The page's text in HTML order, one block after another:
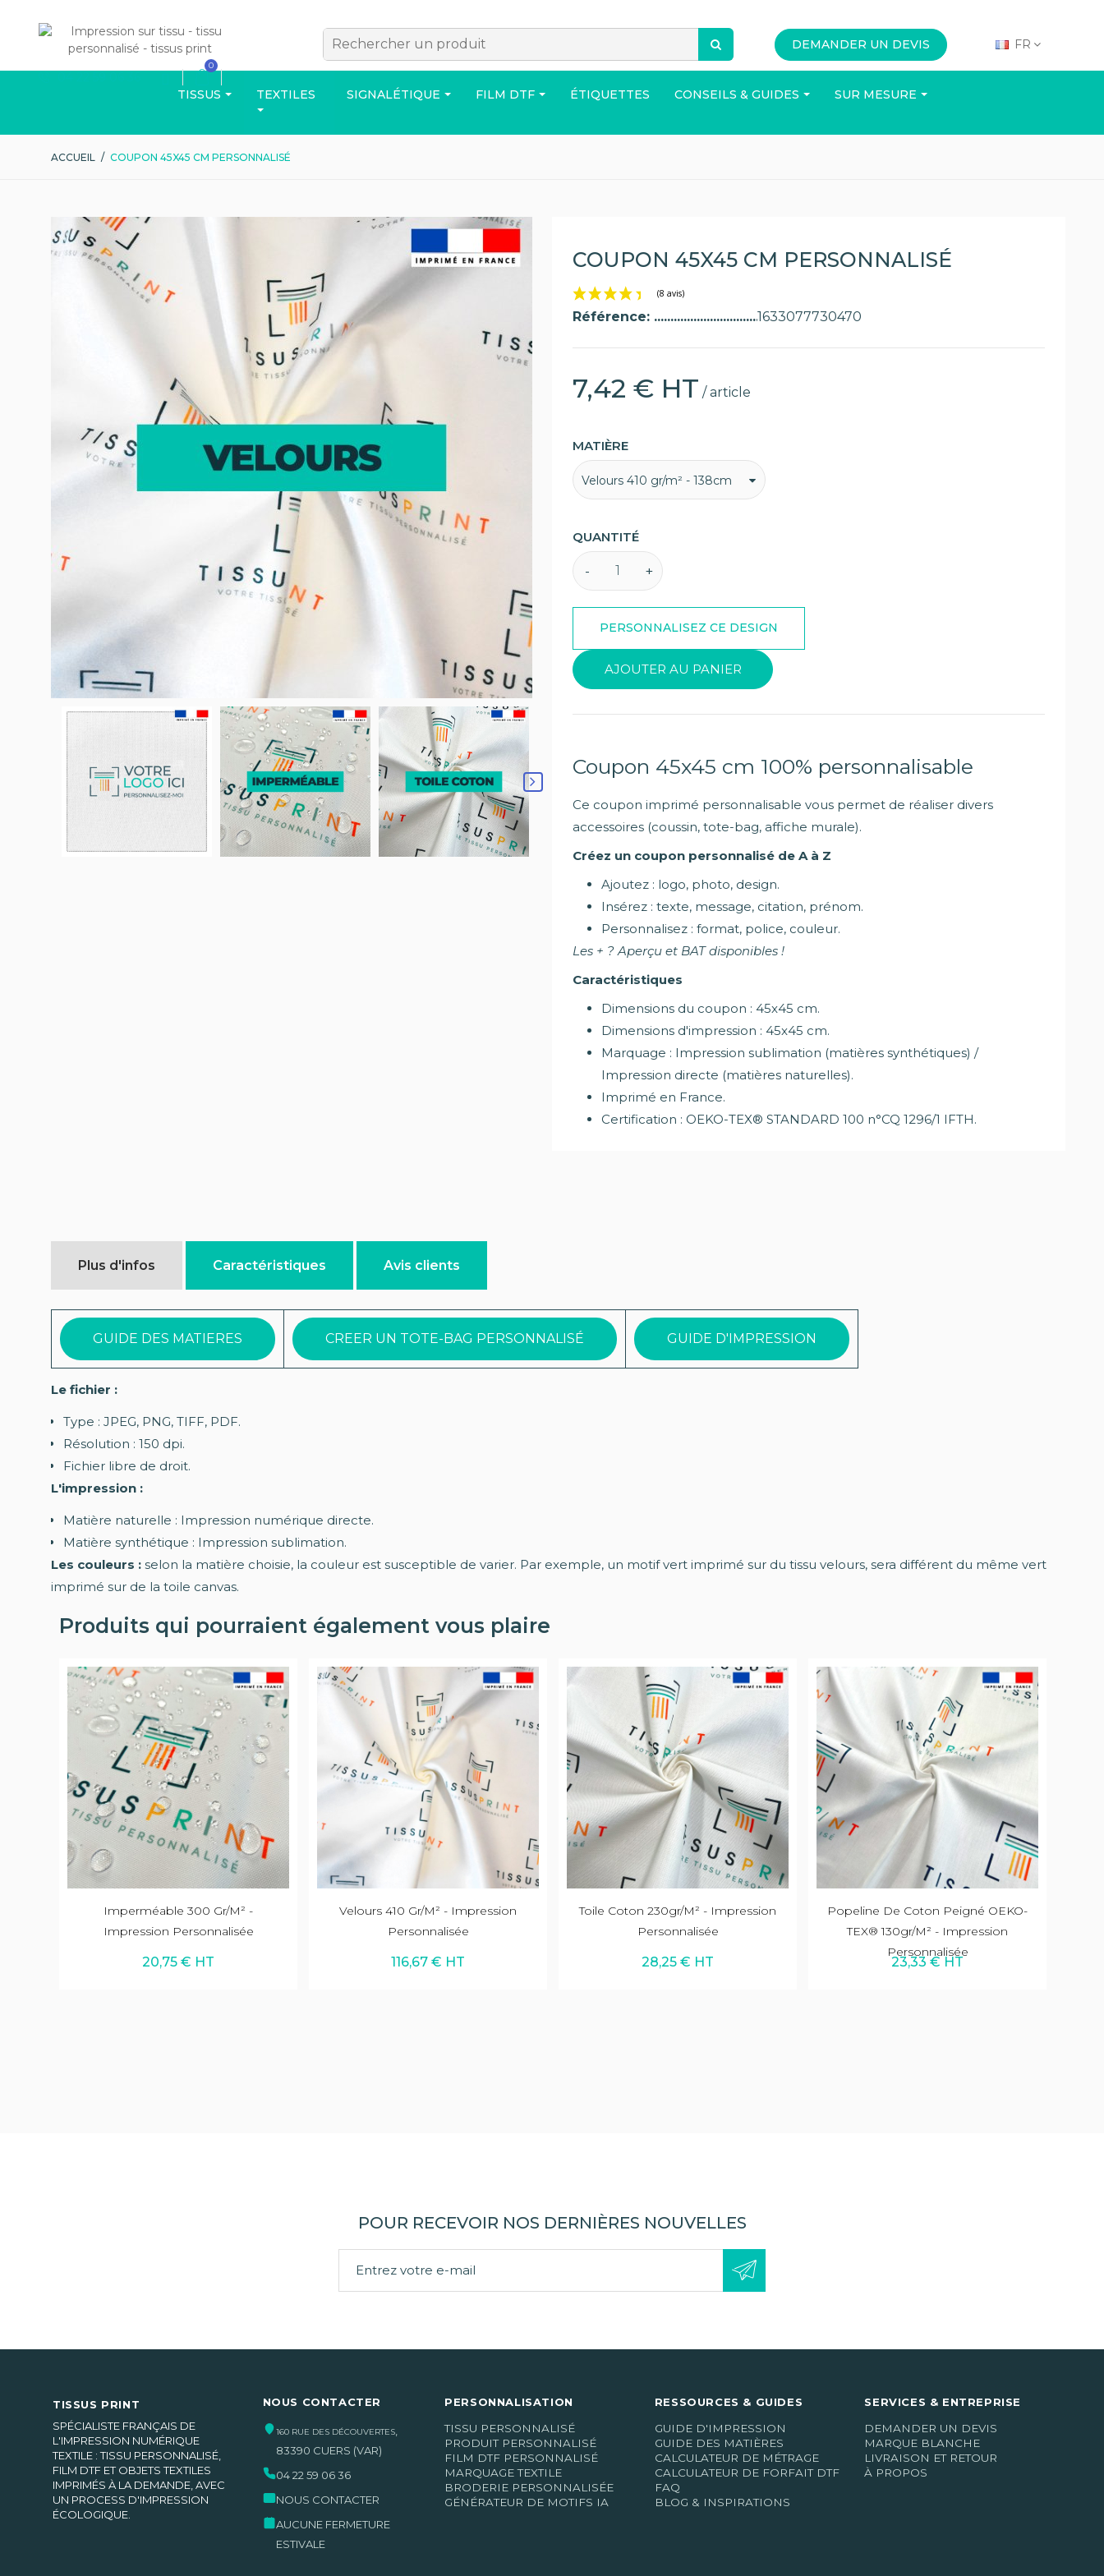
DEMANDER UN DEVIS FR
0
TISSUS TEXTILES
VÊTEMENTS
Découvrez d'autres produits disponibles sur demande de devis !
SIGNALÉTIQUE FILM DTF ÉTIQUETTES CONSEILS & GUIDES SUR MESURE
ACCUEIL / COUPON 45X45 CM PERSONNALISÉ
COUPON 45X45 CM PERSONNALISÉ
(8 avis)
Référence: 1633077730470
7,42 € HT / article
MATIÈRE
Velours 410 gr/m² - 138cm
QUANTITÉ
AJOUTER AU PANIER
Coupon 45x45 cm 100% personnalisable
Ce coupon imprimé personnalisable vous permet de réaliser divers
accessoires (coussin, tote-bag, affiche murale).
Créez un coupon personnalisé de A à Z
Ajoutez : logo, photo, design.
Insérez : texte, message, citation, prénom.
Personnalisez : format, police, couleur.
Les + ? Aperçu et BAT disponibles !
Caractéristiques
Dimensions du coupon : 45x45 cm.
Dimensions d'impression : 45x45 cm.
Marquage : Impression sublimation (matières synthétiques) /
Impression directe (matières naturelles).
Imprimé en France.
Certification : OEKO-TEX® STANDARD 100 n°CQ 1296/1 IFTH.
Plus d'infos Caractéristiques Avis clients
GUIDE DES MATIERES CREER UN TOTE-BAG PERSONNALISÉ GUIDE D'IMPRESSION
Le fichier :
Type : JPEG, PNG, TIFF, PDF.
Résolution : 150 dpi.
Fichier libre de droit.
L'impression :
Matière naturelle : Impression numérique directe.
Matière synthétique : Impression sublimation.
Les couleurs : selon la matière choisie, la couleur est susceptible de varier. Par exemple, un motif vert imprimé sur du tissu velours, sera différent du même vert
imprimé sur de la toile canvas.
Produits qui pourraient également vous plaire
Imperméable 300 Gr/m² -
Impression Personnalisée
20,75 € HT
Velours 410 Gr/m² - Impression
Personnalisée
116,67 € HT
Toile Coton 230gr/m² - Impression
Personnalisée
28,25 € HT
Popeline De Coton Peigné OEKO-
TEX® 130gr/m² - Impression
Personnalisée
23,33 € HT
POUR RECEVOIR NOS DERNIÈRES NOUVELLES
TISSUS PRINT
SPÉCIALISTE FRANÇAIS DE
L'IMPRESSION NUMÉRIQUE
TEXTILE : TISSU PERSONNALISÉ,
FILM DTF ET OBJETS TEXTILES
IMPRIMÉS À LA DEMANDE, AVEC
UN PROCESS D'IMPRESSION
ÉCOLOGIQUE.
NOUS CONTACTER
160 RUE DES DÉCOUVERTES,
83390 CUERS (VAR)
04 22 59 06 36
NOUS CONTACTER
AUCUNE FERMETURE
ESTIVALE
PERSONNALISATION
TISSU PERSONNALISÉ
PRODUIT PERSONNALISÉ
FILM DTF PERSONNALISÉ
MARQUAGE TEXTILE
BRODERIE PERSONNALISÉE
GÉNÉRATEUR DE MOTIFS IA
RESSOURCES & GUIDES
GUIDE D'IMPRESSION
GUIDE DES MATIÈRES
CALCULATEUR DE MÉTRAGE
CALCULATEUR DE FORFAIT DTF
FAQ
BLOG & INSPIRATIONS
SERVICES & ENTREPRISE
DEMANDER UN DEVIS
MARQUE BLANCHE
LIVRAISON ET RETOUR
À PROPOS